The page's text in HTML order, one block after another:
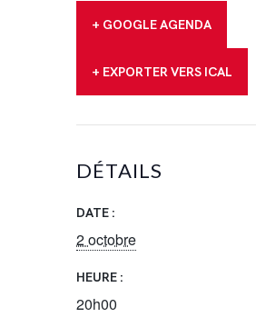
+ GOOGLE AGENDA
+ EXPORTER VERS ICAL
DÉTAILS
DATE :
2 octobre
HEURE :
20h00